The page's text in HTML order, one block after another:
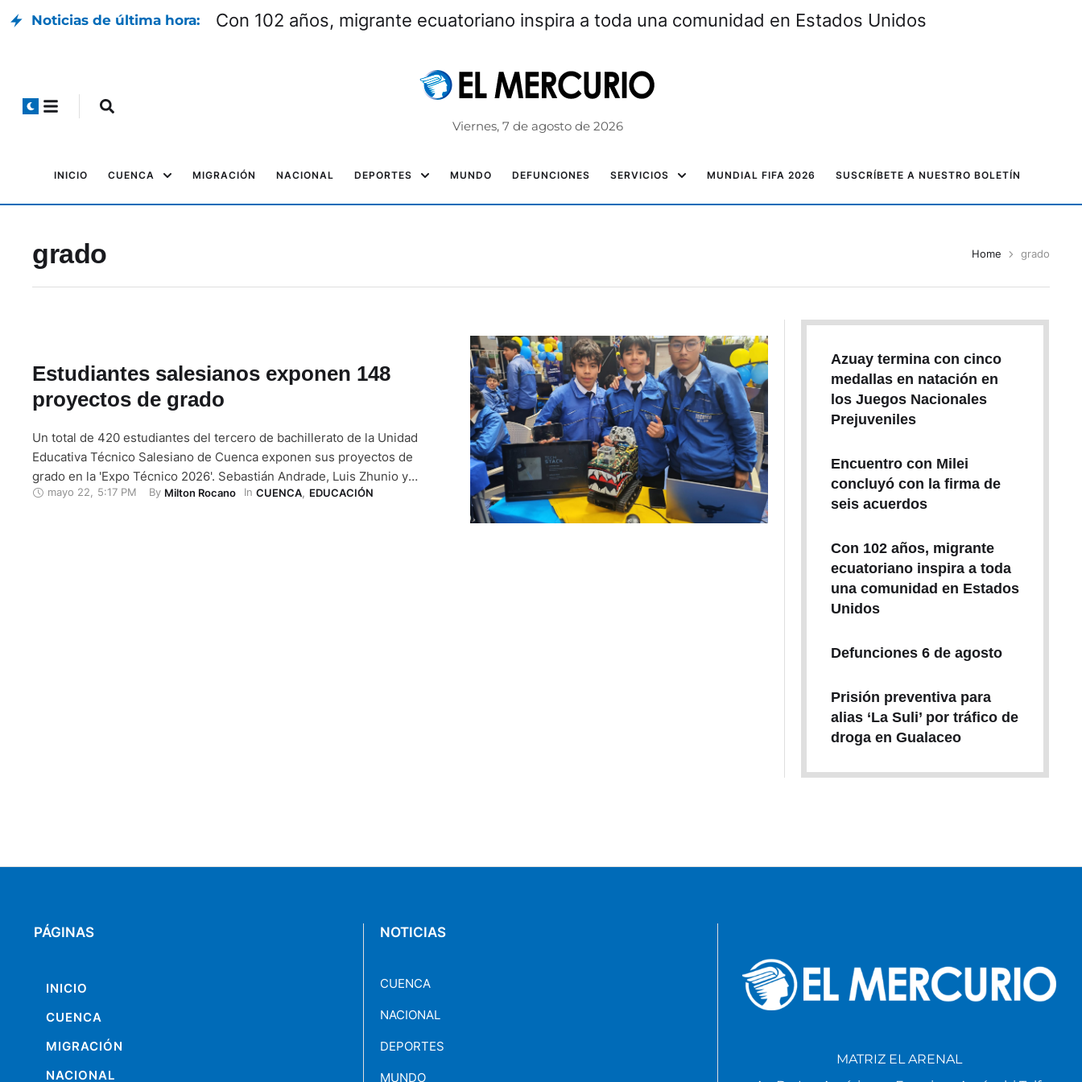
Noticias de última hora: Con 102 años, migrante ecuatoriano inspira a toda una comunidad en Estados Unidos
Viernes, 7 de agosto de 2026
INICIO CUENCA MIGRACIÓN NACIONAL DEPORTES MUNDO DEFUNCIONES SERVICIOS MUNDIAL FIFA 2026 SUSCRÍBETE A NUESTRO BOLETÍN
grado Home grado
Estudiantes salesianos exponen 148
proyectos de grado
Un total de 420 estudiantes del tercero de bachillerato de la Unidad
Educativa Técnico Salesiano de Cuenca exponen sus proyectos de
grado en la 'Expo Técnico 2026'. Sebastián Andrade, Luis Zhunio y
Andrés Fajardo, estudiantes del tercer año de informática y electricidad,
mayo 22 5:17 PM By Milton Rocano In CUENCA, EDUCACIÓN
Azuay termina con cinco
medallas en natación en
los Juegos Nacionales
Prejuveniles
Encuentro con Milei
concluyó con la firma de
seis acuerdos
Con 102 años, migrante
ecuatoriano inspira a toda
una comunidad en Estados
Unidos
Defunciones 6 de agosto
Prisión preventiva para
alias ‘La Suli’ por tráfico de
droga en Gualaceo
PÁGINAS
INICIO
CUENCA
MIGRACIÓN
NACIONAL
NOTICIAS
CUENCA
NACIONAL
DEPORTES
MUNDO
MATRIZ EL ARENAL